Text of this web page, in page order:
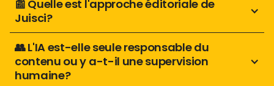
📰 Quelle est l'approche éditoriale de
Juisci?
👥 L'IA est-elle seule responsable du
contenu ou y a-t-il une supervision
humaine?